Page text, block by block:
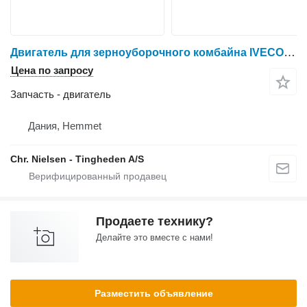
Двигатель для зерноуборочного комбайна IVECO F3AE0684G B004
Цена по запросу
Запчасть - двигатель
Дания, Hemmet
Chr. Nielsen - Tingheden A/S
Продаете технику?
Делайте это вместе с нами!
Разместить объявление